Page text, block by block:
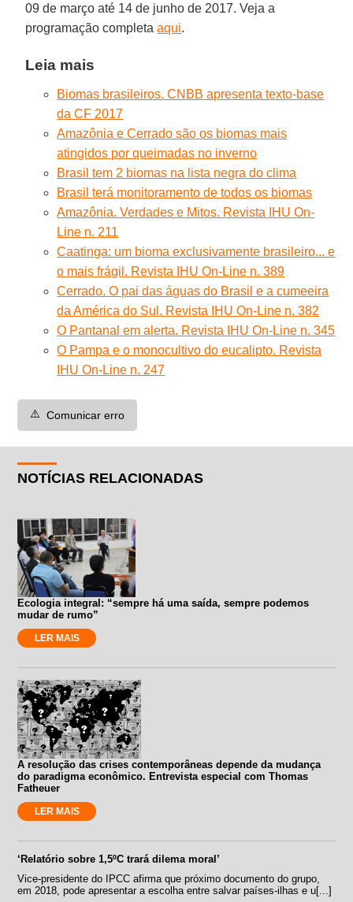
09 de março até 14 de junho de 2017. Veja a
programação completaaqui.
Leia mais
Biomas brasileiros. CNBB apresenta texto-base
da CF 2017
Amazônia e Cerrado são os biomas mais
atingidos por queimadas no inverno
Brasil tem 2 biomas na lista negra do clima
Brasil terá monitoramento de todos os biomas
Amazônia. Verdades e Mitos. Revista IHU On-
Line n. 211
Caatinga: um bioma exclusivamente brasileiro... e
o mais frágil. Revista IHU On-Line n. 389
Cerrado. O pai das águas do Brasil e a cumeeira
da América do Sul. Revista IHU On-Line n. 382
O Pantanal em alerta. Revista IHU On-Line n. 345
O Pampa e o monocultivo do eucalipto. Revista
IHU On-Line n. 247
⚠️ Comunicar erro
NOTÍCIAS RELACIONADAS
Ecologia integral: “sempre há uma saída, sempre podemos
mudar de rumo”
LER MAIS
A resolução das crises contemporâneas depende da mudança
do paradigma econômico. Entrevista especial com Thomas
Fatheuer
LER MAIS
‘Relatório sobre 1,5ºC trará dilema moral’
Vice-presidente do IPCC afirma que próximo documento do grupo,
em 2018, pode apresentar a escolha entre salvar países-ilhas e u[...]